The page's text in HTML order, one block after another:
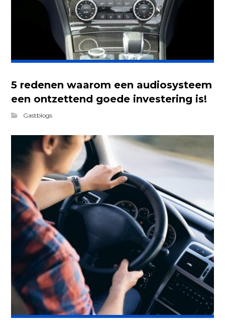
5 redenen waarom een audiosysteem
een ontzettend goede investering is!
Gastblogs